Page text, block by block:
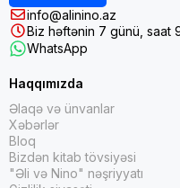
info@alinino.az
Biz həftənin 7 günü, saat
WhatsApp
Haqqımızda
Əlaqə və ünvanlar
Xəbərlər
Bloq
Bizdən kitab tövsiyəsi
"Əli və Nino" nəşriyyatı